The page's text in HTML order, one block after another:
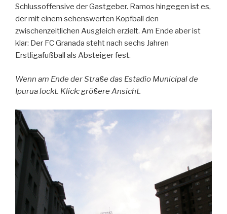
Schlussoffensive der Gastgeber. Ramos hingegen ist es,
der mit einem sehenswerten Kopfball den
zwischenzeitlichen Ausgleich erzielt. Am Ende aber ist
klar: Der FC Granada steht nach sechs Jahren
Erstligafußball als Absteiger fest.
Wenn am Ende der Straße das Estadio Municipal de
Ipurua lockt. Klick: größere Ansicht.